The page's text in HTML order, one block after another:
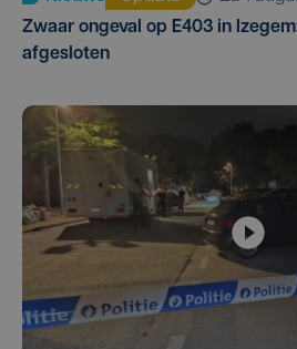
Zwaar ongeval op E403 in
afgesloten